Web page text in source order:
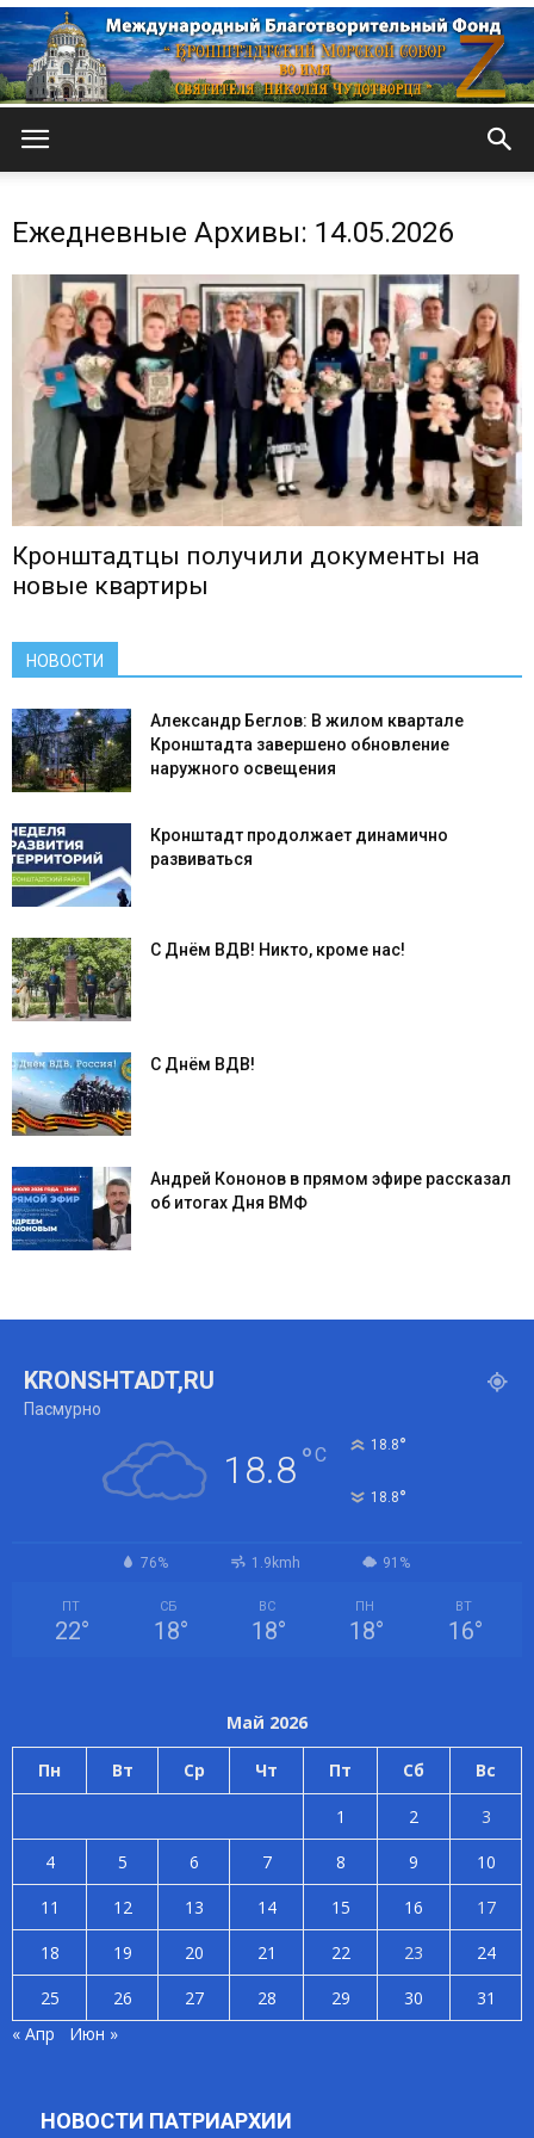
собор
Ежедневные Архивы: 14.05.2026
Кронштадтцы получили документы на
новые квартиры
НОВОСТИ
Александр Беглов: В жилом квартале
Кронштадта завершено обновление
наружного освещения
Кронштадт продолжает динамично
развиваться
С Днём ВДВ! Никто, кроме нас!
С Днём ВДВ!
Андрей Кононов в прямом эфире рассказал
об итогах Дня ВМФ
KRONSHTADT,RU
Пасмурно
18.8°C 18.8°
18.8°
76% 1.9kmh 91%
ПТ
22°
СБ
18°
ВС
18°
ПН
18°
ВТ
16°
Май 2026
Пн Вт Ср Чт Пт Сб Вс
1 2
3
4
5 6 7 8 9
10
11
12 13 14 15 16
17
18
19 20 21 22 23
24
25
26 27 28 29 30
31
« Апр
Июн »
НОВОСТИ ПАТРИАРХИИ